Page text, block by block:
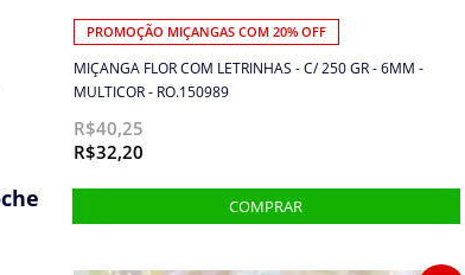
PROMOÇÃO MIÇANGAS COM 20% OFF
MIÇANGA FLOR COM LETRINHAS - C/ 250 GR - 6MM -
MULTICOR - RO.150989
R$40,25
R$32,20